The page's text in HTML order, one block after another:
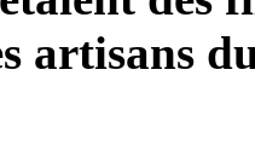
artisans